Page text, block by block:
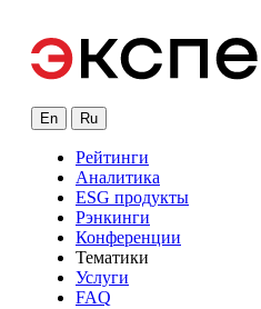
En Ru
Рейтинги
Аналитика
ESG продукты
Рэнкинги
Конференции
Тематики
Услуги
FAQ